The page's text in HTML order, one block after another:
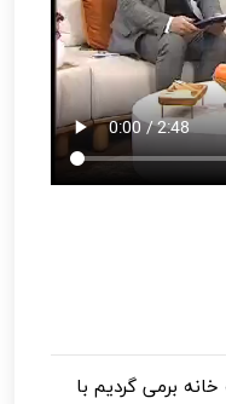
خانه برمی گردیم با